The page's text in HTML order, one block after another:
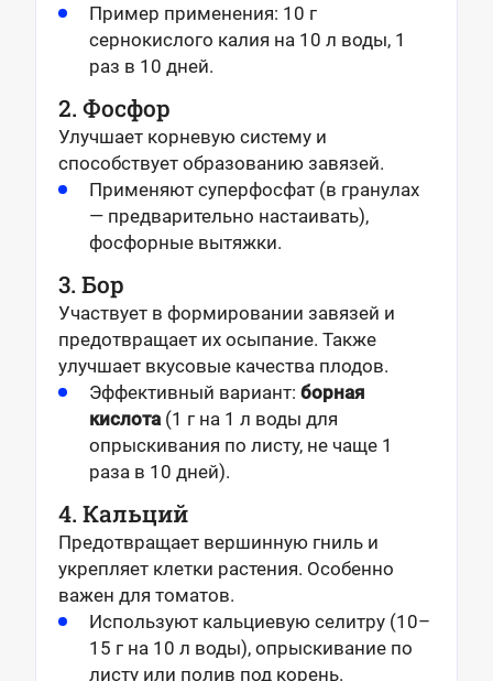
Пример применения: 10 г
сернокислого калия на 10 л воды, 1
раз в 10 дней.
2. Фосфор
Улучшает корневую систему и
способствует образованию завязей.
Применяют суперфосфат (в гранулах
— предварительно настаивать),
фосфорные вытяжки.
3. Бор
Участвует в формировании завязей и
предотвращает их осыпание. Также
улучшает вкусовые качества плодов.
Эффективный вариант: борная
кислота(1 г на 1 л воды для
опрыскивания по листу, не чаще 1
раза в 10 дней).
4. Кальций
Предотвращает вершинную гниль и
укрепляет клетки растения. Особенно
важен для томатов.
Используют кальциевую селитру (10–
15 г на 10 л воды), опрыскивание по
листу или полив под корень.